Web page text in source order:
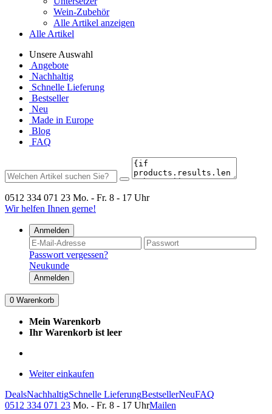
Wein-Zubehör
Alle Artikel anzeigen
Alle Artikel
Unsere Auswahl
Angebote
Nachhaltig
Schnelle Lieferung
Bestseller
Neu
Made in Europe
Blog
FAQ
0512 334 071 23 Mo. - Fr. 8 - 17 Uhr
Wir helfen Ihnen gerne!
Anmelden
Passwort vergessen?
Neukunde
Anmelden
0 Warenkorb
Mein Warenkorb
Ihr Warenkorb ist leer
Weiter einkaufen
DealsNachhaltigSchnelle LieferungBestsellerNeuFAQ
0512 334 071 23 Mo. - Fr. 8 - 17 UhrMailen